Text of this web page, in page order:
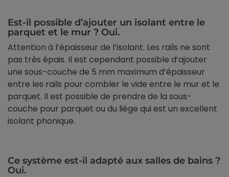
Est-il possible d’ajouter un isolant entre le
parquet et le mur ? Oui.
Attention à l’épaisseur de l’isolant. Les rails ne sont
pas très épais. Il est cependant possible d’ajouter
une sous-couche de 5 mm maximum d’épaisseur
entre les rails pour combler le vide entre le mur et le
parquet. Il est possible de prendre de la sous-
couche pour parquet ou du liège qui est un excellent
isolant phonique.
Ce système est-il adapté aux salles de bains ?
Oui.